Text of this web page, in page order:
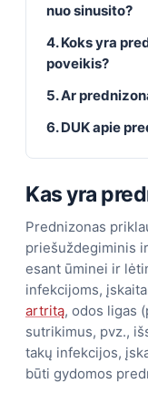
nuo sinusito?
4. Koks yra
poveikis?
5. Ar
6. DUK apie
Kas yra
Prednizonas
priešuždegiminis
esant ūminei ir
infekcijoms,
artritą, odos ligas
sutrikimus, pvz.,
takų infekcijos,
būti gydomos